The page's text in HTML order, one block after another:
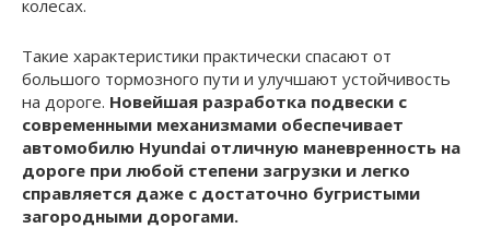
колесах.
Такие характеристики практически спасают от
большого тормозного пути и улучшают устойчивость
на дороге. Новейшая разработка подвески с
современными механизмами обеспечивает
автомобилю Hyundai отличную маневренность на
дороге при любой степени загрузки и легко
справляется даже с достаточно бугристыми
загородными дорогами.